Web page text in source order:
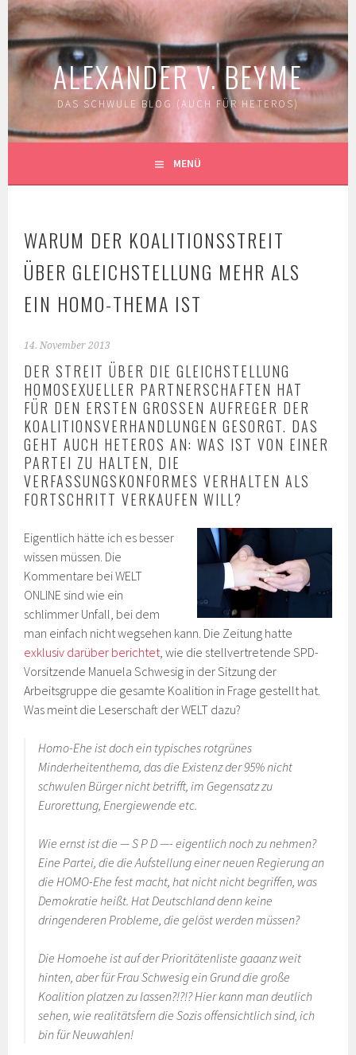
Springe
zum
Inhalt
ALEXANDER V. BEYME
DAS SCHWULE BLOG (AUCH FÜR HETEROS)
MENÜ
WARUM DER KOALITIONSSTREIT
ÜBER GLEICHSTELLUNG MEHR ALS
EIN HOMO-THEMA IST
14. November 2013
DER STREIT ÜBER DIE GLEICHSTELLUNG
HOMOSEXUELLER PARTNERSCHAFTEN HAT
FÜR DEN ERSTEN GROSSEN AUFREGER DER K
OALITIONSVERHANDLUNGEN GESORGT. DAS G
EHT AUCH HETEROS AN: WAS IST VON EINER P
ARTEI ZU HALTEN, DIE V
ERFASSUNGSKONFORMES VERHALTEN ALS F
ORTSCHRITT VERKAUFEN WILL?
Eigentlich hätte ich es besser
wissen müssen. Die
Kommentare bei WELT
ONLINE sind wie ein
schlimmer Unfall, bei dem
man einfach nicht wegsehen kann. Die Zeitung hatte
exklusiv darüber berichtet , wie die stellvertretende SPD-
Vorsitzende Manuela Schwesig in der Sitzung der
Arbeitsgruppe die gesamte Koalition in Frage gestellt hat.
Was meint die Leserschaft der WELT dazu?
Homo-Ehe ist doch ein typisches rotgrünes
Minderheitenthema, das die Existenz der 95% nicht
schwulen Bürger nicht betrifft, im Gegensatz zu
Eurorettung, Energiewende etc.
Wie ernst ist die — S P D —- eigentlich noch zu nehmen?
Eine Partei, die die Aufstellung einer neuen Regierung an
die HOMO-Ehe fest macht, hat nicht nicht begriffen, was
Demokratie heißt. Hat Deutschland denn keine
dringenderen Probleme, die gelöst werden müssen?
Die Homoehe ist auf der Prioritätenliste gaaanz weit
hinten, aber für Frau Schwesig ein Grund die große
Koalition platzen zu lassen?!?!? Hier kann man deutlich
sehen, wie realitätsfern die Sozis offensichtlich sind, ich
bin für Neuwahlen!